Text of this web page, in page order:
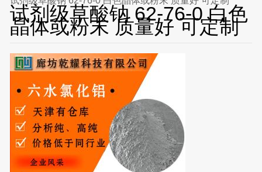
试剂级草酸钠 62-76-0 白色
晶体或粉末 质量好 可定制